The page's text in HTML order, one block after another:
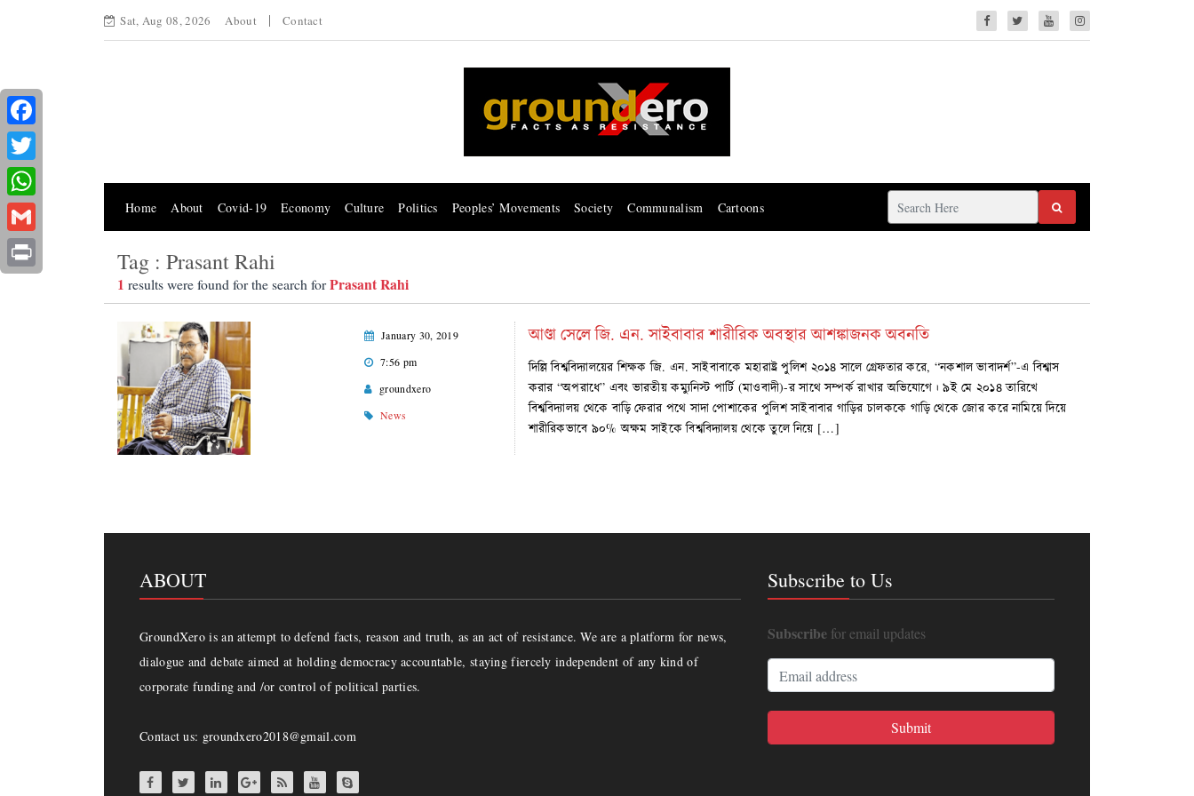
Sat, Aug 08, 2026 About Contact
Home About Covid-19 Economy Culture Politics Peoples’ Movements Society Communalism Cartoons
Tag : Prasant Rahi
1 results were found for the search forPrasant Rahi
January 30, 2019
7:56 pm
groundxero
News
আণ্ডা সেলে জি. এন. সাইবাবার শারীরিক অবস্থার আশঙ্কাজনক অবনতি
দিল্লি বিশ্ববিদ্যালয়ের শিক্ষক জি. এন. সাইবাবাকে মহারাষ্ট্র পুলিশ ২০১৪ সালে গ্রেফতার করে, “নকশাল ভাবাদর্শ”-এ বিশ্বাস
করার “অপরাধে” এবং ভারতীয় কম্যুনিস্ট পার্টি (মাওবাদী)-র সাথে সম্পর্ক রাখার অভিযোগে। ৯ই মে ২০১৪ তারিখে
বিশ্ববিদ্যালয় থেকে বাড়ি ফেরার পথে সাদা পোশাকের পুলিশ সাইবাবার গাড়ির চালককে গাড়ি থেকে জোর করে নামিয়ে দিয়ে
শারীরিকভাবে ৯০% অক্ষম সাইকে বিশ্ববিদ্যালয় থেকে তুলে নিয়ে […]
ABOUT
GroundXero is an attempt to defend facts, reason and truth, as an act of resistance. We are a platform for news,
dialogue and debate aimed at holding democracy accountable, staying fiercely independent of any kind of
corporate funding and /or control of political parties.
Contact us: groundxero2018@gmail.com
Subscribe to Us
Subscribefor email updates
Facebook
Twitter
WhatsApp
Gmail